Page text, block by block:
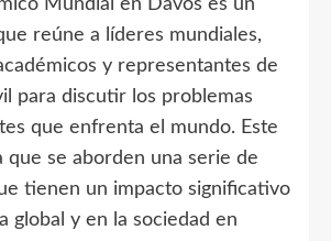
Mundial en Davos es un
reúne a líderes mundiales,
y representantes de
para discutir los problemas
que enfrenta el mundo. Este
que se aborden una serie de
tienen un impacto significativo
global y en la sociedad en